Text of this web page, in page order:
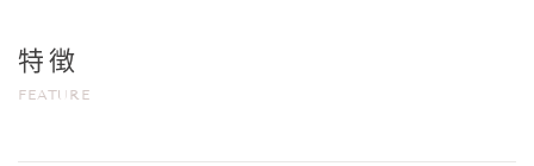
特徴
FEATURE